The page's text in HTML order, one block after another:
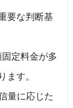
要な判断基
定料金が多
ます。
量に応じた